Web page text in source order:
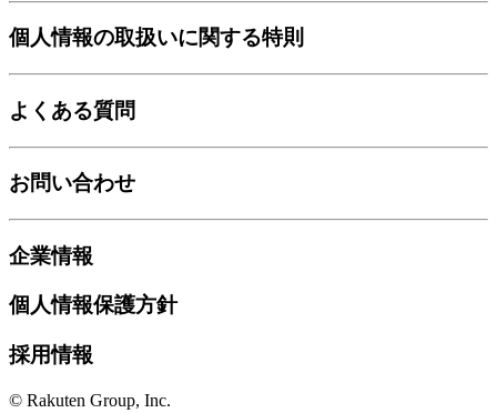
個人情報の取扱いに関する特則
よくある質問
お問い合わせ
企業情報
個人情報保護方針
採用情報
© Rakuten Group, Inc.